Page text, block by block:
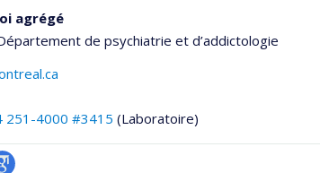
agrégé
de psychiatrie et d’addictologie
251-4000 #3415 (Laboratoire)